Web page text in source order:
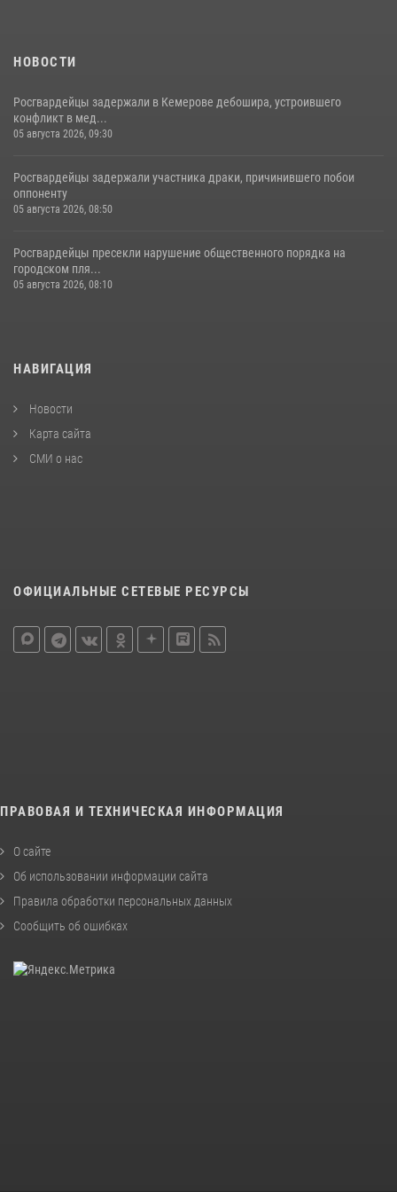
НОВОСТИ
Росгвардейцы задержали в Кемерове дебошира, устроившего
конфликт в мед...
05 августа 2026, 09:30
Росгвардейцы задержали участника драки, причинившего побои
оппоненту
05 августа 2026, 08:50
Росгвардейцы пресекли нарушение общественного порядка на
городском пля...
05 августа 2026, 08:10
НАВИГАЦИЯ
Новости
Карта сайта
СМИ о нас
ОФИЦИАЛЬНЫЕ СЕТЕВЫЕ РЕСУРСЫ
ПРАВОВАЯ И ТЕХНИЧЕСКАЯ ИНФОРМАЦИЯ
О сайте
Об использовании информации сайта
Правила обработки персональных данных
Сообщить об ошибках